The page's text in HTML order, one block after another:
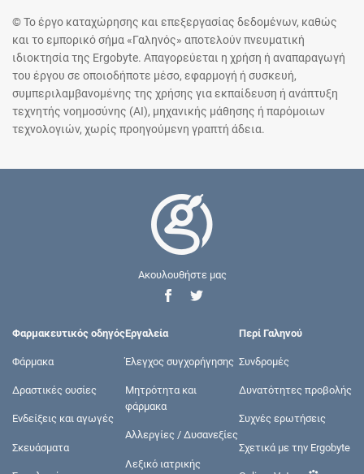
© Το έργο καταχώρησης και επεξεργασίας δεδομένων, καθώς
και το εμπορικό σήμα «Γαληνός» αποτελούν πνευματική
ιδιοκτησία της Ergobyte. Απαγορεύεται η χρήση ή αναπαραγωγή
του έργου σε οποιοδήποτε μέσο, εφαρμογή ή συσκευή,
συμπεριλαμβανομένης της χρήσης για εκπαίδευση ή ανάπτυξη
τεχνητής νοημοσύνης (AI), μηχανικής μάθησης ή παρόμοιων
τεχνολογιών, χωρίς προηγούμενη γραπτή άδεια.
Ακουλουθήστε μας
Φαρμακευτικός οδηγός
Φάρμακα
Δραστικές ουσίες
Ενδείξεις και αγωγές
Σκευάσματα
Εργαλεία
Έλεγχος συγχορήγησης
Μητρότητα και
φάρμακα
Αλλεργίες / Δυσανεξίες
Λεξικό ιατρικής
Περί Γαληνού
Συνδρομές
Δυνατότητες προβολής
Συχνές ερωτήσεις
Σχετικά με την Ergobyte